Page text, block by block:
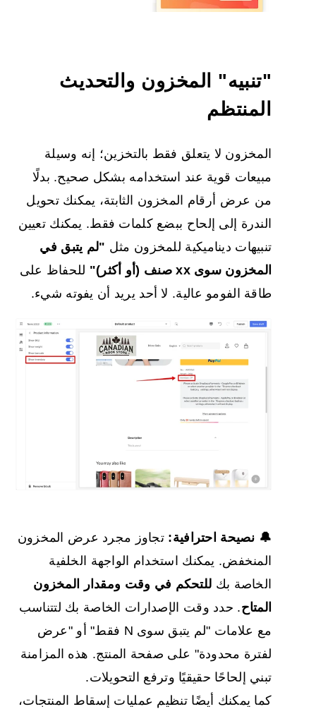
"تنبيه" المخزون والتحديث
المنتظم
المخزون لا يتعلق فقط بالتخزين؛ إنه وسيلة
مبيعات قوية عند استخدامه بشكل صحيح. بدلًا
من عرض أرقام المخزون الثابتة، يمكنك تحويل
الندرة إلى إلحاح ببضع كلمات فقط. يمكنك تعيين
تنبيهات ديناميكية للمخزون مثل "لم يتبق في
المخزون سوى xx صنف (أو أكثر)"
للحفاظ على
طاقة الفومو عالية. لا أحد يريد أن يفوته شيء.
🔔 نصيحة احترافية: تجاوز مجرد عرض المخزون
المنخفض. يمكنك استخدام الواجهة الخلفية
الخاصة بك للتحكم في وقت ومقدار المخزون
المتاح. حدد وقت الإصدارات الخاصة بك لتتناسب
مع علامات "لم يتبق سوى N فقط" أو "عرض
لفترة محدودة" على صفحة المنتج. هذه المزامنة
تبني إلحاحًا حقيقيًا وترفع التحويلات.
كما يمكنك أيضًا تنظيم عمليات إسقاط المنتجات،